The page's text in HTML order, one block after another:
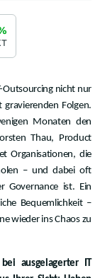
Outsourcing nicht nur
Folgen.
Monaten den
Thau, Product
Organisationen, die
– und dabei oft
Governance ist. Ein
Bequemlichkeit –
wieder ins Chaos zu
ausgelagerter IT